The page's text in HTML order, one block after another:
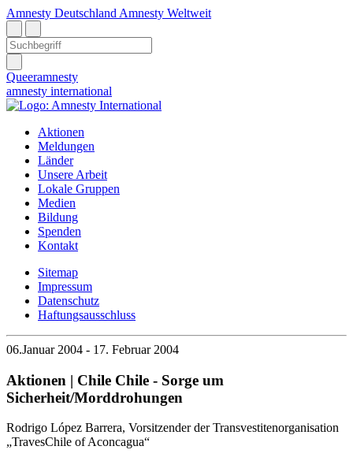
Amnesty Deutschland Amnesty Weltweit
Queeramnesty
amnesty international
Aktionen
Meldungen
Länder
Unsere Arbeit
Lokale Gruppen
Medien
Bildung
Spenden
Kontakt
Sitemap
Impressum
Datenschutz
Haftungsausschluss
06.Januar 2004 - 17. Februar 2004
Aktionen | Chile Chile - Sorge um
Sicherheit/Morddrohungen
Rodrigo López Barrera, Vorsitzender der Transvestitenorganisation
„TravesChile of Aconcagua“